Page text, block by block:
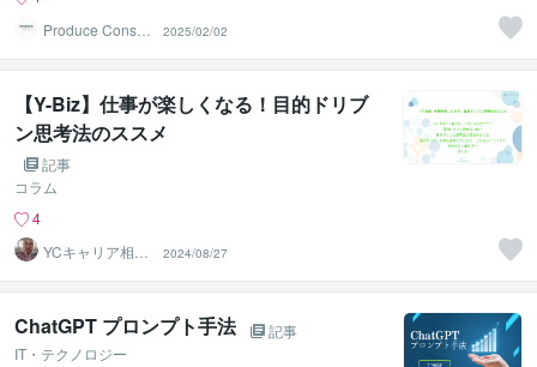
Produce Consult
2025/02/02
【Y-Biz】仕事が楽しくなる！目的ドリブ
ン思考法のススメ
記事
コラム
4
YCキャリア相談
2024/08/27
ChatGPT プロンプト手法
記事
IT・テクノロジー